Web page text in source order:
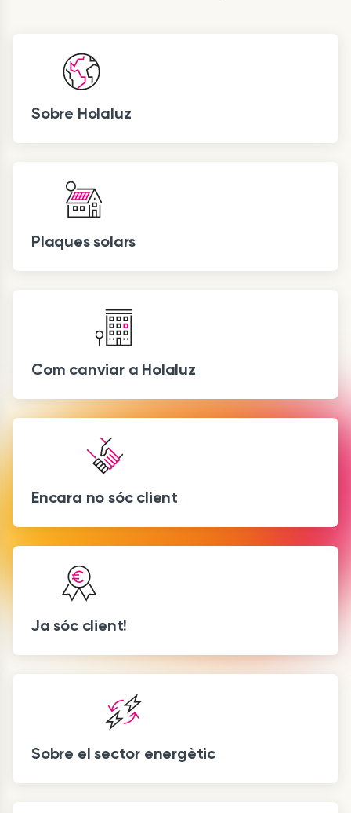
Sobre Holaluz
Plaques solars
Com canviar a Holaluz
Encara no sóc client
Ja sóc client!
Sobre el sector energètic